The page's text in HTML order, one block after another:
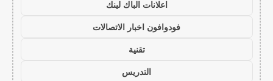
اعلانات الباك لينك
فودوافون اخبار الاتصالات
تقنية
التدريس